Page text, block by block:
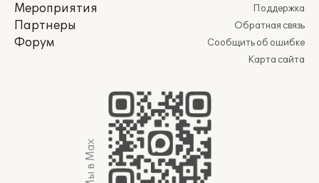
Мероприятия
Партнеры
Форум
Поддержка
Обратная связь
Сообщить об ошибке
Карта сайта
Мы в Max